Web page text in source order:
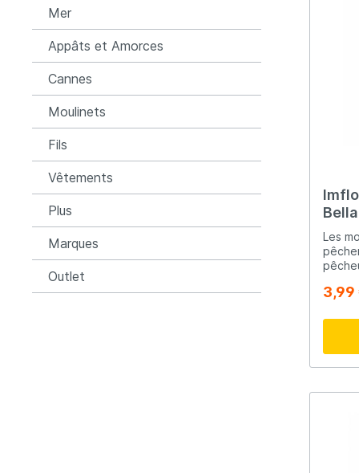
Viper
Yuki
Mer
Appâts et Amorces
Cannes
Moulinets
Fils
Vêtements
Plus
Marques
Outlet
H14
Les
3,99